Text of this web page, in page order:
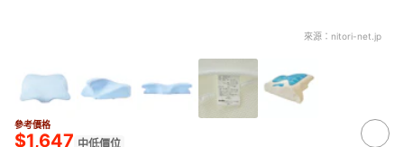
來源： nitori-net.jp
參考價格
$1,647 中低價位